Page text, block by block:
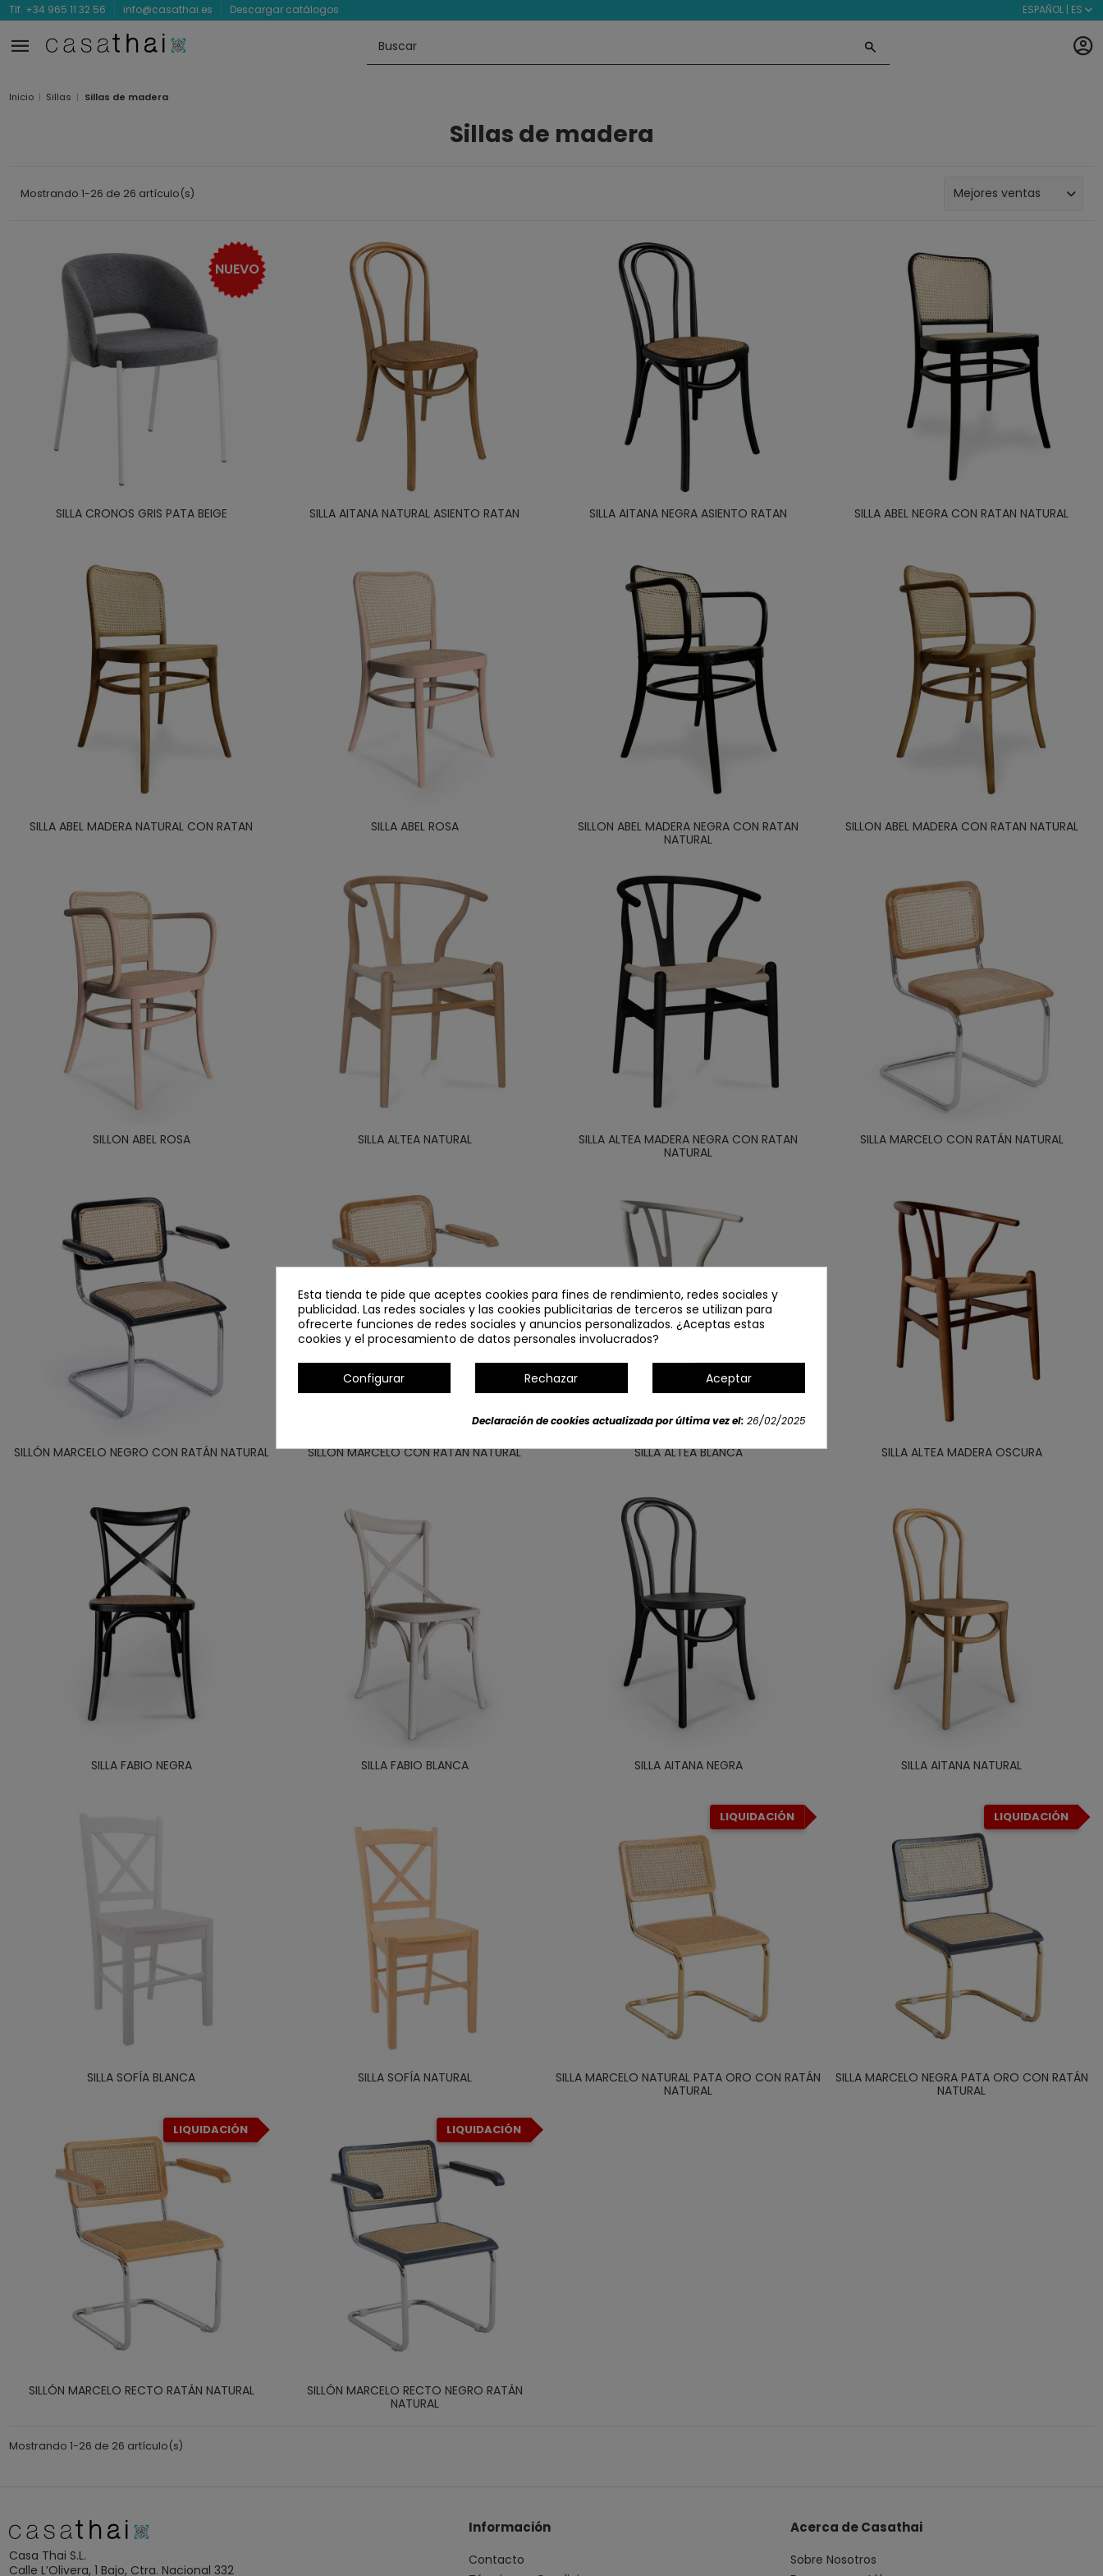
Tlf. +34 965 11 32 56 info@casathai.es Descargar catálogos ESPAÑOL | ES
Inicio Sillas Sillas de madera
Sillas de madera
Mostrando 1-26 de 26 artículo(s)
NUEVO
SILLA CRONOS GRIS PATA BEIGE SILLA AITANA NATURAL ASIENTO RATAN SILLA AITANA NEGRA ASIENTO RATAN SILLA ABEL NEGRA CON RATAN NATURAL
SILLA ABEL MADERA NATURAL CON RATAN SILLA ABEL ROSA
SILLON ABEL MADERA NEGRA CON RATAN
NATURAL
SILLON ABEL MADERA CON RATAN NATURAL
SILLON ABEL ROSA SILLA ALTEA NATURAL
SILLA ALTEA MADERA NEGRA CON RATAN
NATURAL
SILLA MARCELO CON RATÁN NATURAL
SILLÓN MARCELO NEGRO CON RATÁN NATURAL SILLÓN MARCELO CON RATÁN NATURAL SILLA ALTEA BLANCA SILLA ALTEA MADERA OSCURA
SILLA FABIO NEGRA SILLA FABIO BLANCA SILLA AITANA NEGRA SILLA AITANA NATURAL
SILLA SOFÍA BLANCA SILLA SOFÍA NATURAL
LIQUIDACIÓN
SILLA MARCELO NATURAL PATA ORO CON RATÁN
NATURAL
LIQUIDACIÓN
SILLA MARCELO NEGRA PATA ORO CON RATÁN
NATURAL
LIQUIDACIÓN
SILLÓN MARCELO RECTO RATÁN NATURAL
LIQUIDACIÓN
SILLÓN MARCELO RECTO NEGRO RATÁN
NATURAL
Mostrando 1-26 de 26 artículo(s)
Casa Thai S.L.
Calle L’Olivera, 1 Bajo, Ctra. Nacional 332
Información
Contacto
Acerca de Casathai
Sobre Nosotros
Esta tienda te pide que aceptes cookies para fines de rendimiento, redes sociales y
publicidad. Las redes sociales y las cookies publicitarias de terceros se utilizan para
ofrecerte funciones de redes sociales y anuncios personalizados. ¿Aceptas estas
cookies y el procesamiento de datos personales involucrados?
Configurar Rechazar Aceptar
Declaración de cookies actualizada por última vez el:26/02/2025